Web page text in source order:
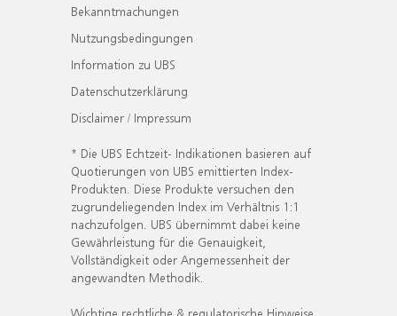
Bekanntmachungen
Nutzungsbedingungen
Information zu UBS
Datenschutzerklärung
Disclaimer / Impressum
* Die UBS Echtzeit- Indikationen basieren auf
Quotierungen von UBS emittierten Index-
Produkten. Diese Produkte versuchen den
zugrundeliegenden Index im Verhältnis 1:1
nachzufolgen. UBS übernimmt dabei keine
Gewährleistung für die Genauigkeit,
Vollständigkeit oder Angemessenheit der
angewandten Methodik.